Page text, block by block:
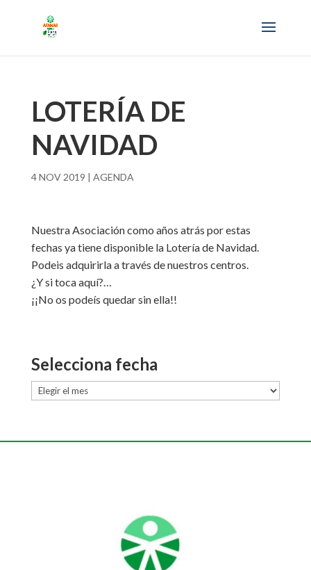
LOTERÍA DE
NAVIDAD
4 NOV 2019 | AGENDA
Nuestra Asociación como años atrás por estas
fechas ya tiene disponible la Lotería de Navidad.
Podeis adquirirla a través de nuestros centros.
¿Y si toca aquí?…
¡¡No os podeís quedar sin ella!!
Selecciona fecha
Selecciona